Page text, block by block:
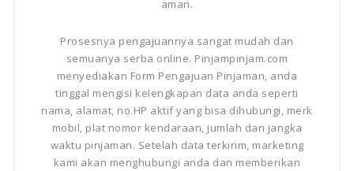
aman.
Prosesnya pengajuannya sangat mudah dan
semuanya serba online. Pinjampinjam.com
menyediakan Form Pengajuan Pinjaman, anda
tinggal mengisi kelengkapan data anda seperti
nama, alamat, no.HP aktif yang bisa dihubungi, merk
mobil, plat nomor kendaraan, jumlah dan jangka
waktu pinjaman. Setelah data terkirim, marketing
kami akan menghubungi anda dan memberikan